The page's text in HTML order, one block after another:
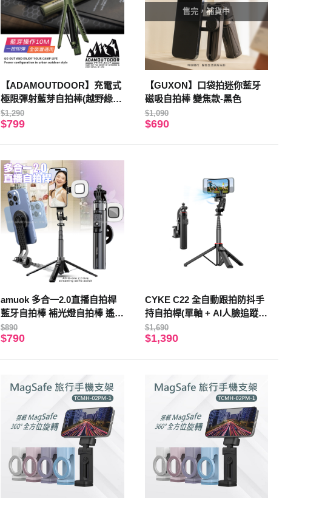
【ADAMOUTDOOR】充電式
極限彈射藍芽自拍棒(越野綠)
一按即彈｜穩定不倒｜遠距操
控｜全裝置通用
$1,290
$799
售完，補貨中
【GUXON】口袋拍迷你藍牙
磁吸自拍棒 變焦款-黑色
$1,090
$690
amuok 多合一2.0直播自拍桿
藍牙自拍棒 補光燈自拍棒 遙控
器 腳架
$890
$790
CYKE C22 全自動跟拍防抖手
持自拍桿(單軸 + AI人臉追蹤)
+ Gimbal AI 藍牙控制器
$1,690
$1,390